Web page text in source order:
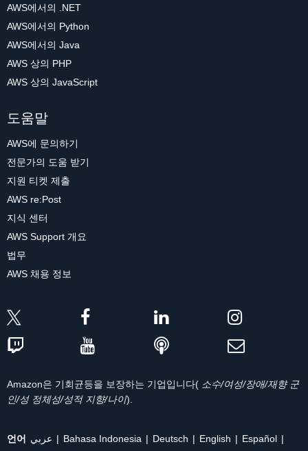
AWS에서의 .NET
AWS에서의 Python
AWS에서의 Java
AWS 상의 PHP
AWS 상의 JavaScript
도움말
AWS에 문의하기
전문가의 도움 받기
지원 티켓 제출
AWS re:Post
지식 센터
AWS Support 개요
법무
AWS 채용 정보
Amazon은 기회균등을 보장하는 기업입니다( 소수/여성/장애/재향 군
인/성 정체성/성적 지향/나이).
언어 عربي Bahasa Indonesia Deutsch English Español